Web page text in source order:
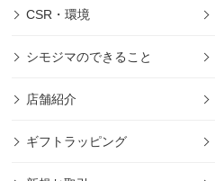
CSR・環境
シモジマのできること
店舗紹介
ギフトラッピング